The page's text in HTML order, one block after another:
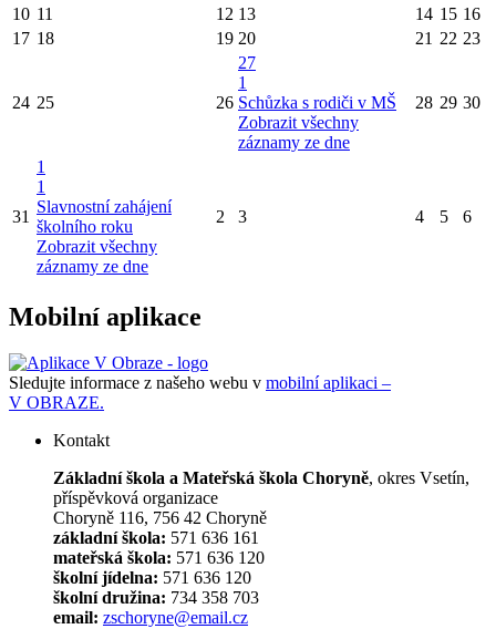
10 11 12 13 14 15 16
17 18 19 20 21 22 23
24 25 26
27
1
Schůzka s rodiči v MŠ
Zobrazit všechny
záznamy ze dne
28 29 30
31
1
1
Slavnostní zahájení
školního roku
Zobrazit všechny
záznamy ze dne
2 3 4 5 6
Mobilní aplikace
Sledujte informace z našeho webu v mobilní aplikaci –
V OBRAZE.
Kontakt
Základní škola a Mateřská škola Choryně, okres Vsetín,
příspěvková organizace
Choryně 116, 756 42 Choryně
základní škola: 571 636 161
mateřská škola: 571 636 120
školní jídelna: 571 636 120
školní družina: 734 358 703
email: zschoryne@email.cz